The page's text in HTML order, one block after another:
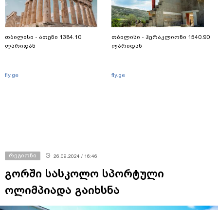
თბილისი - ათენი 1384.10
ლარიდან
fly.ge
თბილისი - ჰერაკლიონი 1540.90
ლარიდან
fly.ge
რეგიონი 26.09.2024 / 16:46
გორში სასკოლო სპორტული
ოლიმპიადა გაიხსნა